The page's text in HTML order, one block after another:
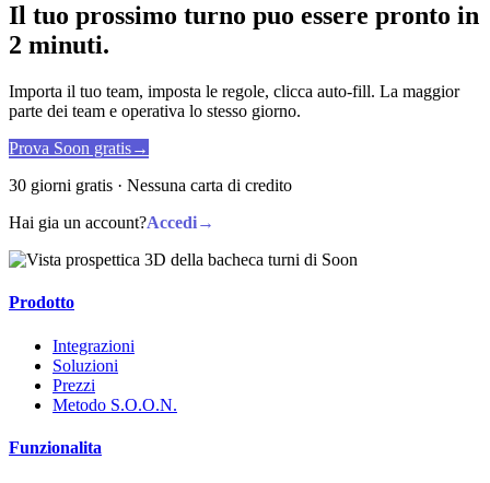
Il tuo prossimo turno puo essere pronto in
2 minuti.
Importa il tuo team, imposta le regole, clicca auto-fill. La maggior
parte dei team e operativa lo stesso giorno.
Prova Soon gratis→
30 giorni gratis · Nessuna carta di credito
Hai gia un account?Accedi→
Prodotto
Integrazioni
Soluzioni
Prezzi
Metodo S.O.O.N.
Funzionalita